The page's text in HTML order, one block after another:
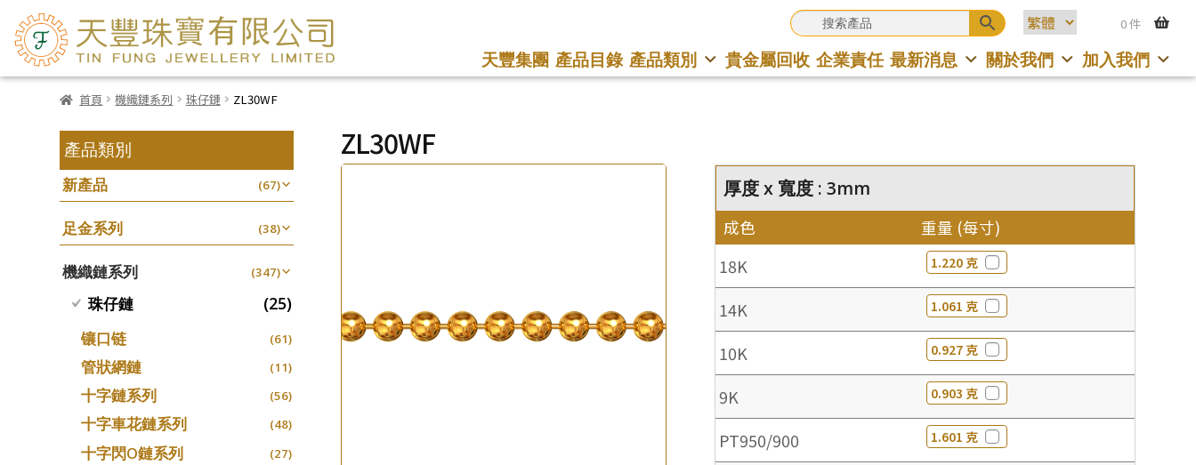
0 件
天豐集團 產品目錄 產品類別 貴金屬回收 企業責任 最新消息 關於我們 加入我們
首頁 機織鏈系列 珠仔鏈 ZL30WF
ZL30WF
厚度 x 寬度 : 3mm
成色 重量 (每寸)
18K 1.220 克
14K 1.061 克
10K 0.927 克
9K 0.903 克
PT950/900 1.601 克
產品類別
新產品 (67)
足金系列 (38)
機織鏈系列 (347)
珠仔鏈 (25)
镶口链 (61)
管狀網鏈 (11)
十字鏈系列 (56)
十字車花鏈系列 (48)
十字閃O鏈系列 (27)